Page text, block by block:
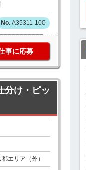
A35311-100
事に応募
分け・ピッ
エリア（外）